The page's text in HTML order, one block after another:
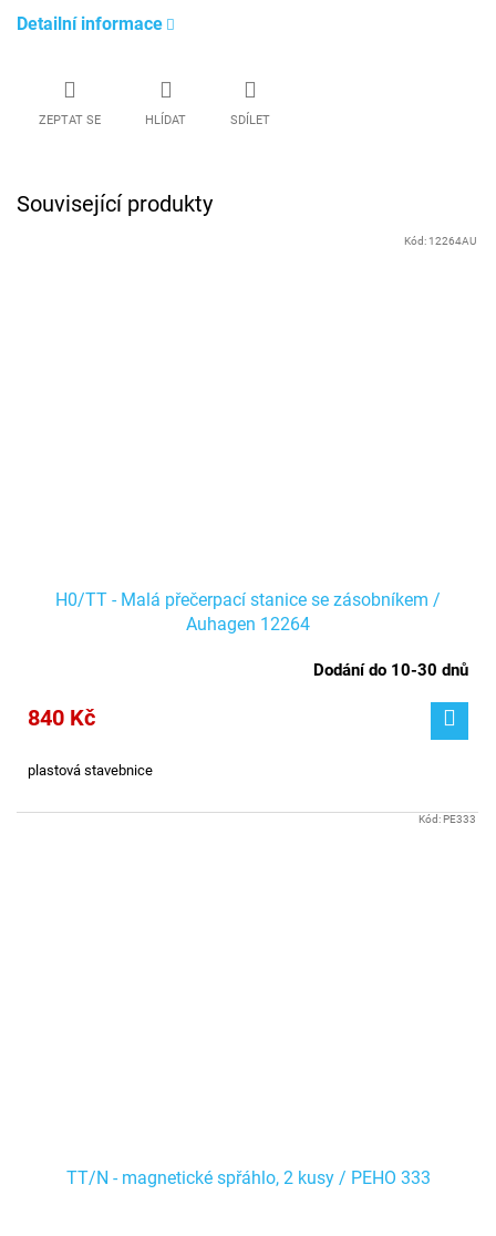
Detailní informace
ZEPTAT SE HLÍDAT SDÍLET
Související produkty
H0/TT - Malá přečerpací stanice se zásobníkem /
Auhagen 12264
Dodání do 10-30 dnů
840 Kč
plastová stavebnice
Kód: 12264AU
TT/N - magnetické spřáhlo, 2 kusy / PEHO 333
Kód:PE333